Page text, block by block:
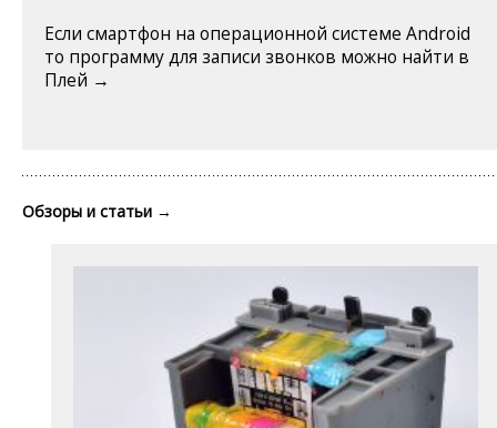
Если смартфон на операционной системе Android
то программу для записи звонков можно найти в
Плей →
Обзоры и статьи →